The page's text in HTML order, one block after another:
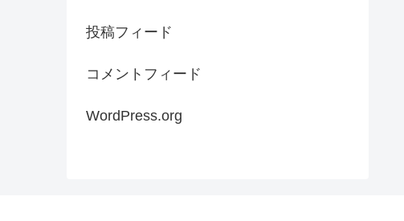
投稿フィード
コメントフィード
WordPress.org